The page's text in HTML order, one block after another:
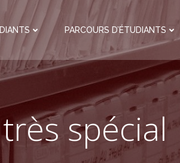
PARCOURS D’ÉTUDIANTS
spécial